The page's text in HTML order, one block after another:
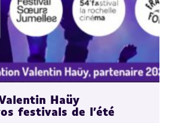
Haüy
festivals de l'été